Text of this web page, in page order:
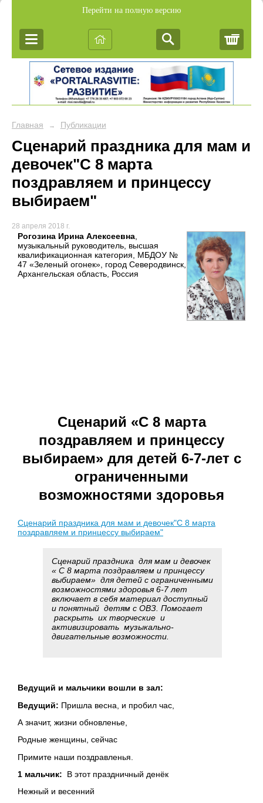
Перейти на полную версию
Главная → Публикации
Сценарий праздника для мам и
девочек"С 8 марта
поздравляем и принцессу
выбираем"
28 апреля 2018 г.
Рогозина Ирина Алексеевна,
музыкальный руководитель, высшая
квалификационная категория, МБДОУ №
47 «Зеленый огонек», город Северодвинск,
Архангельская область, Россия
Сценарий «С 8 марта
поздравляем и принцессу
выбираем» для детей 6-7-лет с
ограниченными
возможностями здоровья
Сценарий праздника для мам и девочек"С 8 марта
поздравляем и принцессу выбираем"
Сценарий праздника для мам и девочек
« С 8 марта поздравляем и принцессу
выбираем» для детей с ограниченными
возможностями здоровья 6-7 лет
включает в себя материал доступный
и понятный детям с ОВЗ. Помогает
раскрыть их творческие и
активизировать музыкально-
двигательные возможности.
Ведущий и мальчики вошли в зал:
Ведущий: Пришла весна, и пробил час,
А значит, жизни обновленье,
Родные женщины, сейчас
Примите наши поздравленья.
1 мальчик:
В этот праздничный денёк
Нежный и весенний